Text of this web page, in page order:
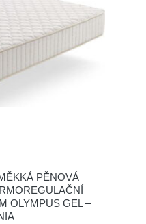
PĚNOVÁ
OLYMPUS GEL –